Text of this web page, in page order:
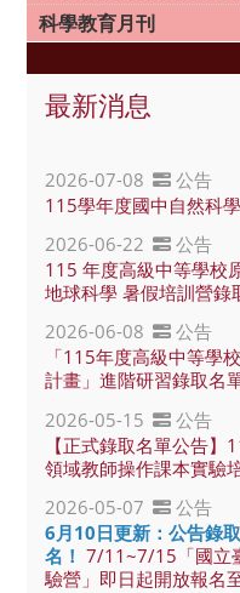
科學教育月刊
最新消息
2026-07-08
公告
115學年度國中自然科
2026-06-22
公告
115 年度高級中等學校
地球科學 暑假培訓營錄
2026-06-08
公告
「115年度高級中等學
計畫」進階研習錄取名
2026-05-15
公告
【正式錄取名單公告
領域教師操作課本實驗
2026-05-07
公告
6月10日更新：公告錄
名 ！ 7/11~7/15「國立
驗營」即日起開放報名